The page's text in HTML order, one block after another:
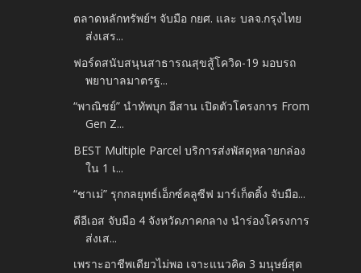
ตลาดหลักทรัพย์ฯ จับมือ กยศ. และ บลจ.กรุงไทย
ส่งเสร...
ฟอร์ดสนับสนุนสาธารณสุขสู้โควิด-19 มอบรถ
พยาบาลมาตรฐ...
“พาณิชย์” นำทัพบุก อีสาน เปิดตัวโครงการ From
Gen Z...
BEST Multiple Parcel บริการส่งพัสดุหลายกล่อง
ใน 1 เ...
“ชาเม่” รุกกลยุทธ์เอ็กซ์คลูซีฟ มาร์เก็ตติ้ง จับมือ...
ดีอีเอส จับมือ 4 จังหวัดภาคกลาง นำร่องโครงการ
ส่งเส...
เพราะอาชีพเดียวไม่พอ เจาะแนวคิด 3 มนุษย์สุด